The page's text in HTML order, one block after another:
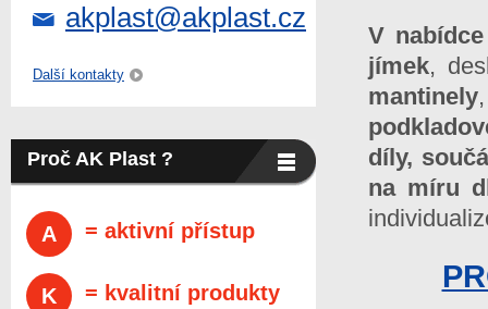
V
jímek,
mantinely
díly,
na míru
akplast@akplast.cz
Další kontakty
Proč AK Plast ?
A = aktivní přístup
K = kvalitní produkty